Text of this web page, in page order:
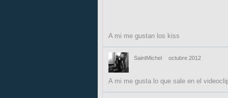
A mi me gustan los kiss
SaintMichel octubre 2012
A mi me gusta lo que sale en el